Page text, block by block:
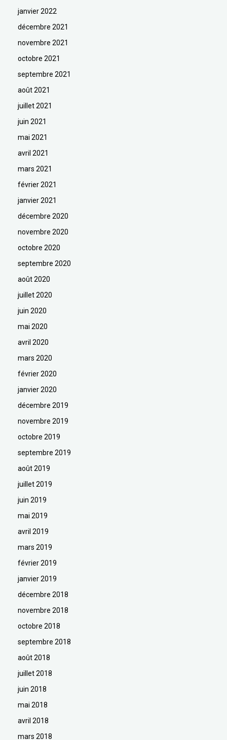
janvier 2022
décembre 2021
novembre 2021
octobre 2021
septembre 2021
août 2021
juillet 2021
juin 2021
mai 2021
avril 2021
mars 2021
février 2021
janvier 2021
décembre 2020
novembre 2020
octobre 2020
septembre 2020
août 2020
juillet 2020
juin 2020
mai 2020
avril 2020
mars 2020
février 2020
janvier 2020
décembre 2019
novembre 2019
octobre 2019
septembre 2019
août 2019
juillet 2019
juin 2019
mai 2019
avril 2019
mars 2019
février 2019
janvier 2019
décembre 2018
novembre 2018
octobre 2018
septembre 2018
août 2018
juillet 2018
juin 2018
mai 2018
avril 2018
mars 2018